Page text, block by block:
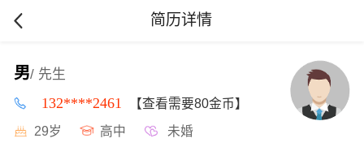
简历详情
男/ 先生
132****2461 【查看需要80金币】
29岁 高中 未婚